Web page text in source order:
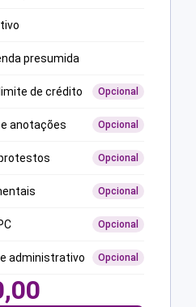
presumida
de crédito Opcional
anotações Opcional
Opcional
Opcional
Opcional
administrativo Opcional